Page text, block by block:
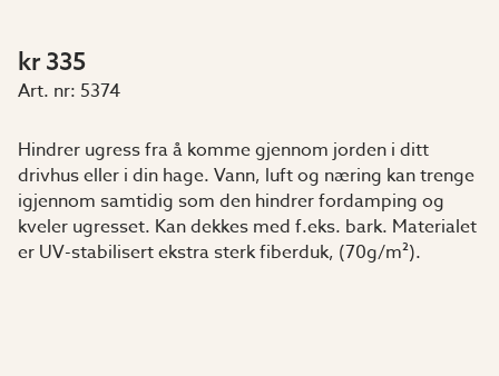
kr 335
Art. nr: 5374
Hindrer ugress fra å komme gjennom jorden i ditt
drivhus eller i din hage. Vann, luft og næring kan trenge
igjennom samtidig som den hindrer fordamping og
kveler ugresset. Kan dekkes med f.eks. bark. Materialet
er UV-stabilisert ekstra sterk fiberduk, (70g/m²).